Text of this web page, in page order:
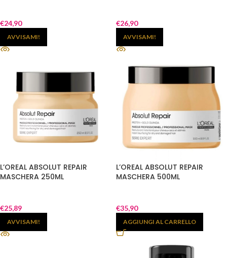
€24,90
AVVISAMI!
€26,90
AVVISAMI!
L’OREAL ABSOLUT REPAIR
MASCHERA 250ML
€25,89
AVVISAMI!
L’OREAL ABSOLUT REPAIR
MASCHERA 500ML
€35,90
AGGIUNGI AL CARRELLO